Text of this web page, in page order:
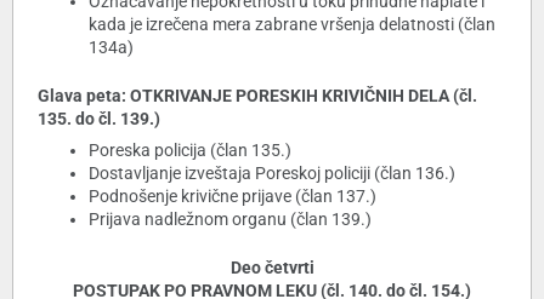
kada je izrečena mera zabrane vršenja delatnosti (član
134a)
Glava peta: OTKRIVANJE PORESKIH KRIVIČNIH DELA (čl.
135. do čl. 139.)
Poreska policija (član 135.)
Dostavljanje izveštaja Poreskoj policiji (član 136.)
Podnošenje krivične prijave (član 137.)
Prijava nadležnom organu (član 139.)
Deo četvrti
POSTUPAK PO PRAVNOM LEKU (čl. 140. do čl. 154.)